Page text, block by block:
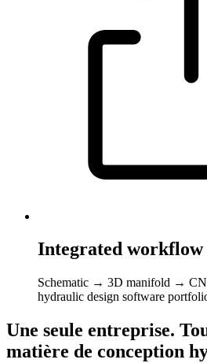
Integrated workflow
Schematic → 3D manifold →
hydraulic design software
Une seule entreprise.
matière de conception